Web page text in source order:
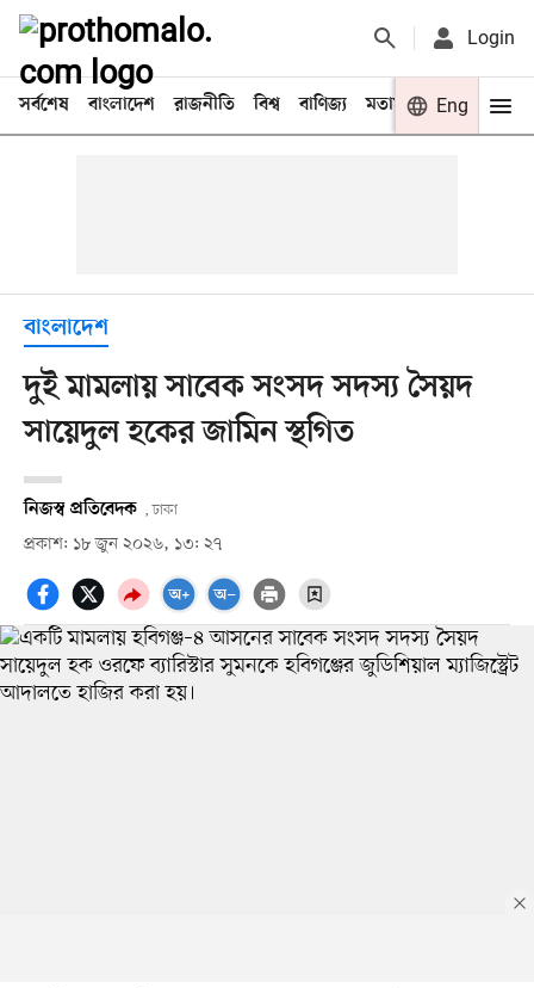
Login
সর্বশেষ বাংলাদেশ রাজনীতি বিশ্ব বাণিজ্য মতামত খেলা
Eng
বাংলাদেশ
দুই মামলায় সাবেক সংসদ সদস্য সৈয়দ
সায়েদুল হকের জামিন স্থগিত
নিজস্ব প্রতিবেদক , ঢাকা
প্রকাশ: ১৮ জুন ২০২৬, ১৩: ২৭